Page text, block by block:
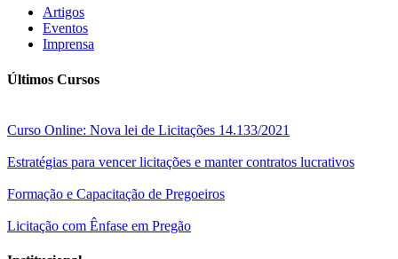
Artigos
Eventos
Imprensa
Últimos Cursos
Curso Online: Nova lei de Licitações 14.133/2021
Estratégias para vencer licitações e manter contratos lucrativos
Formação e Capacitação de Pregoeiros
Licitação com Ênfase em Pregão